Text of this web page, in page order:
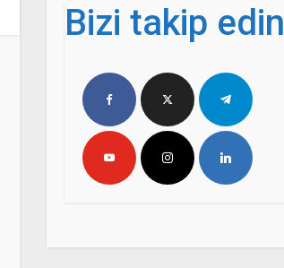
Bizi takip edin